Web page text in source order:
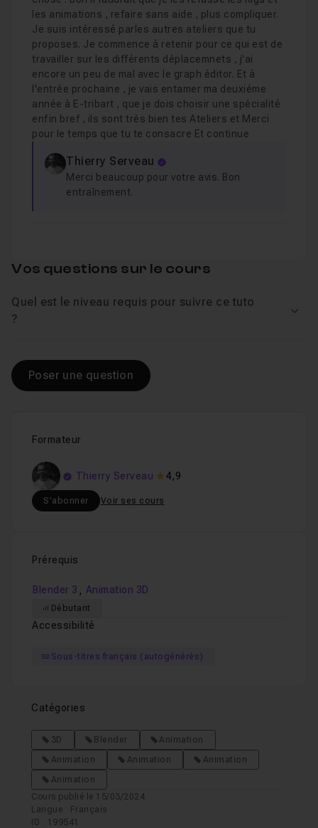
Cours 2 1h56
Animation 3D par la pratique sur Blender pour
Cours 3 1h11
Animation 3D par la pratique sur Blender pour
Animation 3D par la pratique sur Blender pour
les animations , refaire sans aide , plus compliquer.
Je suis intéressé parles autres ateliers que tu
proposes. Je commence à retenir pour ce qui est de
travailler sur les différents dèplacemnets , j'ai
encore un peu de mal avec le graph éditor. Et à
l'entrée prochaine , je vais entamer ma deuxiéme
année à E-tribart , que je dois choisir une spécialité
enfin bref , ils sont très bien tes Ateliers et Merci
pour le temps que tu te consacre Et continue
Thierry Serveau
Merci beaucoup pour votre avis. Bon
entraînement.
Formateur
Thierry Serveau 4,9
S'abonner Voir ses cours
Prérequis
Blender 3 , Animation 3D
Débutant
Accessibilité
Sous-titres français (autogénérés)
Catégories
3D Blender
Animation
Animation
Animation
Animation
Animation
Cours publié le 15/03/2024
Langue : Français
ID : 199541
Vos questions sur le cours
Quel est le niveau requis pour suivre ce tuto
?
Poser une question